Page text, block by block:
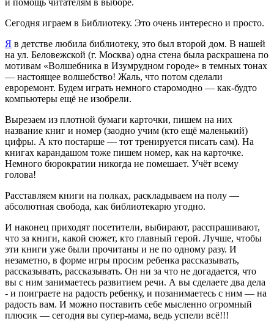
Сегодня играем в Библиотеку. Это очень интересно и просто.
Я в детстве любила библиотеку, это был второй дом. В нашей
на ул. Беловежской (г. Москва) одна стена была раскрашена по
мотивам «Волшебника в Изумрудном городе» в темных тонах
— настоящее волшебство! Жаль, что потом сделали
евроремонт. Будем играть немного старомодно — как-будто
компьютеры ещё не изобрели.
Вырезаем из плотной бумаги карточки, пишем на них
название книг и номер (заодно учим (кто ещё маленький)
цифры. А кто постарше — тот тренируется писать сам). На
книгах карандашом тоже пишем номер, как на карточке.
Немного бюрократии никогда не помешает. Учёт всему
голова!
Расставляем книги на полках, раскладываем на полу —
абсолютная свобода, как библиотекарю угодно.
И наконец приходят посетители, выбирают, расспрашивают,
что за книги, какой сюжет, кто главный герой. Лучше, чтобы
эти книги уже были прочитаны и не по одному разу. И
незаметно, в форме игры просим ребенка рассказывать,
рассказывать, рассказывать. Он ни за что не догадается, что
вы с ним занимаетесь развитием речи. А вы сделаете два дела
- и поиграете на радость ребенку, и позанимаетесь с ним — на
радость вам. И можно поставить себе мысленно огромный
плюсик — сегодня вы супер-мама, ведь успели всё!!!